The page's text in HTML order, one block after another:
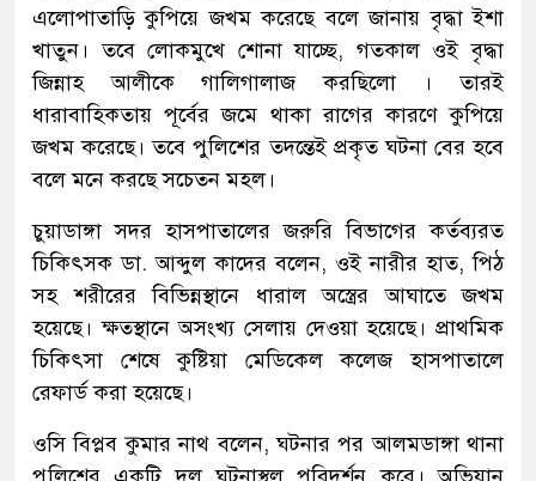
এলোপাতাড়ি কুপিয়ে জখম করেছে বলে জানায় বৃদ্ধা ইশা
খাতুন। তবে লোকমুখে শোনা যাচ্ছে, গতকাল ওই বৃদ্ধা
জিন্নাহ আলীকে গালিগালাজ করছিলো । তারই
ধারাবাহিকতায় পূর্বের জমে থাকা রাগের কারণে কুপিয়ে
জখম করেছে। তবে পুলিশের তদন্তেই প্রকৃত ঘটনা বের হবে
বলে মনে করছে সচেতন মহল।
চুয়াডাঙ্গা সদর হাসপাতালের জরুরি বিভাগের কর্তব্যরত
চিকিৎসক ডা. আব্দুল কাদের বলেন, ওই নারীর হাত, পিঠ
সহ শরীরের বিভিন্নস্থানে ধারাল অস্ত্রের আঘাতে জখম
হয়েছে। ক্ষতস্থানে অসংখ্য সেলায় দেওয়া হয়েছে। প্রাথমিক
চিকিৎসা শেষে কুষ্টিয়া মেডিকেল কলেজ হাসপাতালে
রেফার্ড করা হয়েছে।
ওসি বিপ্লব কুমার নাথ বলেন, ঘটনার পর আলমডাঙ্গা থানা